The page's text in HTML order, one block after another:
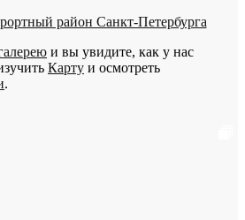
и вы увидите, как у нас
Карту и осмотреть
.